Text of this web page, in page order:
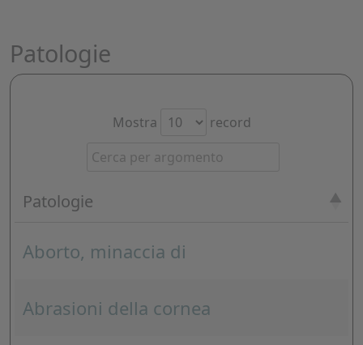
Patologie
Mostra record
Patologie
Aborto, minaccia di
Abrasioni della cornea